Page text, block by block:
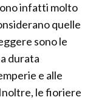
infatti molto
quelle
sono le
durata
e alle
le fioriere